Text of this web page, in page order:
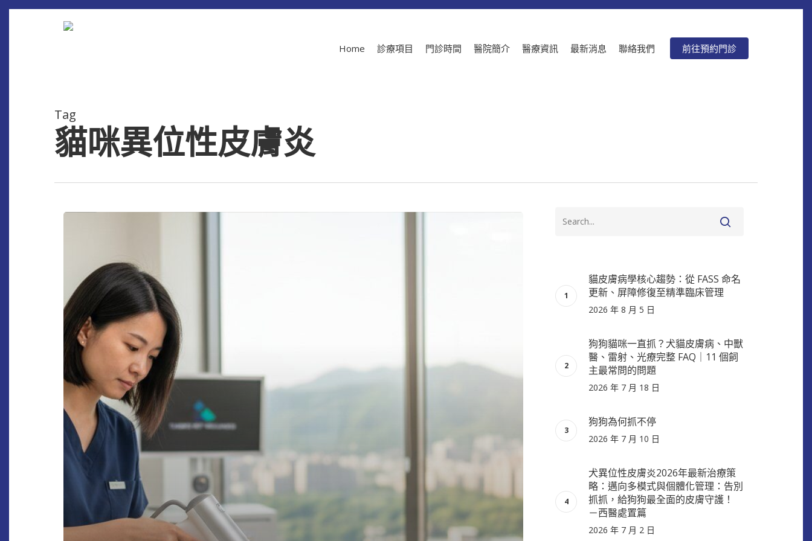
Skip
Home 診療項目 門診時間 醫院簡介 醫療資訊 最新消息 聯絡我們 前往預約門診
Tag
貓咪異位性皮膚炎
貓皮膚病學核心趨勢：從 FASS 命名
更新、屏障修復至精準臨床管理
2026 年 8 月 5 日
狗狗貓咪一直抓？犬貓皮膚病、中獸
醫、雷射、光療完整 FAQ｜11 個飼
主最常問的問題
2026 年 7 月 18 日
狗狗為何抓不停
2026 年 7 月 10 日
犬異位性皮膚炎2026年最新治療策
略：邁向多模式與個體化管理：告別
抓抓，給狗狗最全面的皮膚守護！
－西醫處置篇
2026 年 7 月 2 日